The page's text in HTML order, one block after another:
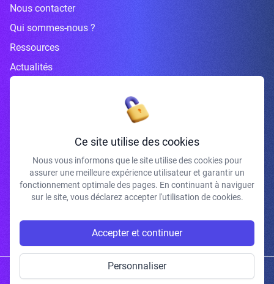
Nous contacter
Qui sommes-nous ?
Ressources
Actualités
Inscrivez-vous à la newsletter
J'accepte de recevoir vos e-mails et confirme avoir pris connaissance de
votre politique de confidentialité et mentions légales.
Copyright © 2026 | Gum Studio. Tous droits réservés.
Ce site utilise des cookies
Nous vous informons que le site utilise des cookies pour
assurer une meilleure expérience utilisateur et garantir un
fonctionnement optimale des pages. En continuant à naviguer
sur le site, vous déclarez accepter l'utilisation de cookies.
Accepter et continuer
Personnaliser